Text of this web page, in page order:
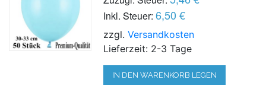
Inkl. Steuer: 6,50 €
zzgl.Versandkosten
Lieferzeit: 2-3 Tage
IN DEN WARENKORB LEGEN